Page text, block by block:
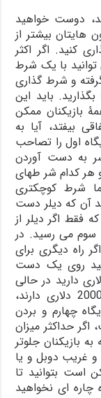
دوست خواهید
های­تان بیشتر از
کنید. اگر اکثر
با یک شرط
و شرط گذاری
باید این
بازیکنان ممکن
بیفتد، آیا به
اول را تصاحب
به دست آوردن
هر کدام شر ط­های
شرط کوچک­تری
آن که دیلر دست
فقط اگر دیلر از
سوم می ­رسید. در
راه دیگری برای
روی یک دست
کنید. اگر ژتون­ های 1000 دلاری دارید در حالی
که دو یا سه بازیکن دیگر ژتون های 2000 دلاری دارند،
چهارم و بردن
حداکثر میزان
که به بازیکنان جلوتر
غریب دوبل و یا
بتوانید تا
کنید ولی در دست 20 راه چاره ­ای نخواهید